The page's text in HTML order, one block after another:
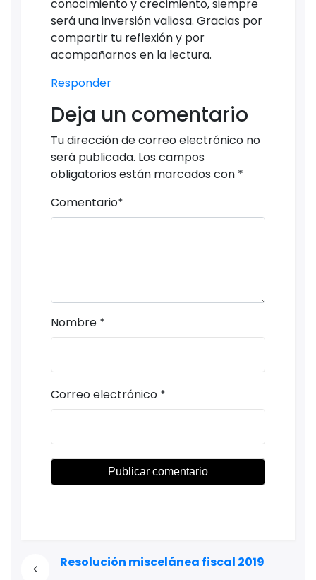
conocimiento y crecimiento, siempre
será una inversión valiosa. Gracias por
compartir tu reflexión y por
acompañarnos en la lectura.
Responder
Deja un comentario
Tu dirección de correo electrónico no
será publicada. Los campos
obligatorios están marcados con *
Comentario*
Nombre *
Correo electrónico *
Resolución miscelánea fiscal 2019